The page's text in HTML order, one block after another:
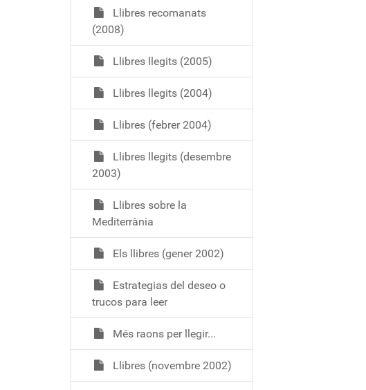
Llibres recomanats
(2008)
Llibres llegits (2005)
Llibres llegits (2004)
Llibres (febrer 2004)
Llibres llegits (desembre
2003)
Llibres sobre la
Mediterrània
Els llibres (gener 2002)
Estrategias del deseo o
trucos para leer
Més raons per llegir...
Llibres (novembre 2002)